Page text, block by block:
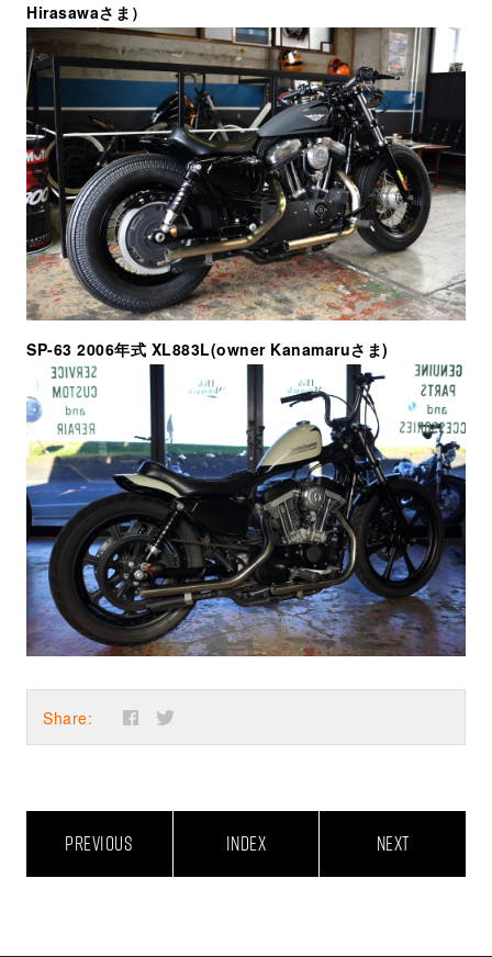
Hirasawaさま）
SP-63 2006年式 XL883L(owner Kanamaruさま)
Share:
PREVIOUS INDEX NEXT